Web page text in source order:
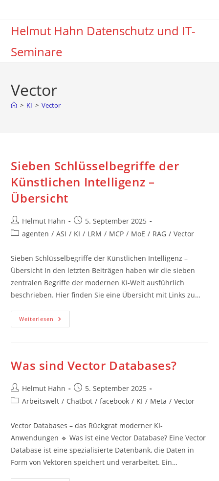
springenHelmut Hahn Datenschutz und IT-
Seminare
Vector
> KI > Vector
Sieben Schlüsselbegriffe der
Künstlichen Intelligenz –
Übersicht
Beitrags-
Autor:
Helmut Hahn
Beitrag
veröffentlicht:
5. September 2025
Beitrags-
agenten / ASI / KI / LRM / MCP / MoE / RAG / Vector
Sieben Schlüsselbegriffe der Künstlichen Intelligenz –
Übersicht In den letzten Beiträgen haben wir die sieben
zentralen Begriffe der modernen KI-Welt ausführlich
beschrieben. Hier finden Sie eine Übersicht mit Links zu…
Weiterlesen Sieben
Schlüsselbegriffe
Übersicht
Was sind Vector Databases?
Beitrags-
Autor:
Helmut Hahn
Beitrag
veröffentlicht:
5. September 2025
Beitrags-
Arbeitswelt / Chatbot / facebook / KI / Meta / Vector
Vector Databases – das Rückgrat moderner KI-
Anwendungen 🔹 Was ist eine Vector Database? Eine Vector
Database ist eine spezialisierte Datenbank, die Daten in
Form von Vektoren speichert und verarbeitet. Ein…